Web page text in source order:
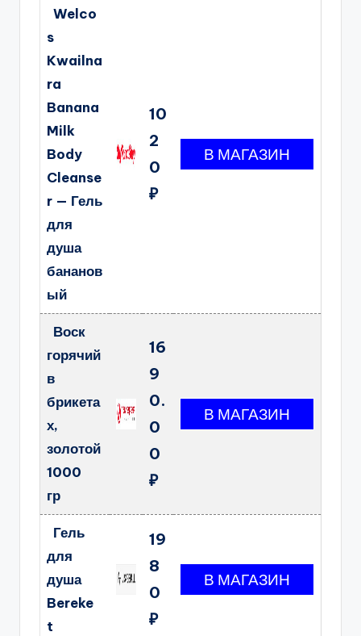
Welco
s
Kwailna
ra
Banana
Milk
Body
Cleanse
r — Гель
для
душа
бананов
ый
10
2
0
₽
Воск
горячий
в
брикета
х,
золотой
1000
гр
16
9
0.
0
0
₽
Гель
для
душа
Bereke
t
19
8
0
₽